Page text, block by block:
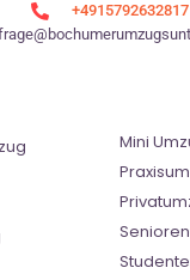
+4915792632817
Mini